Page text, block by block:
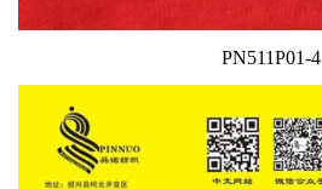
PN511P01-4